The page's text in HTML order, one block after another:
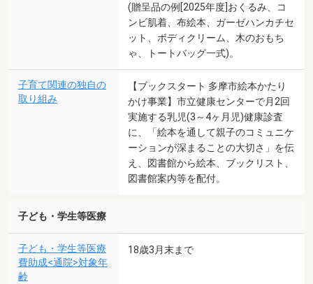
(贈呈品の例[2025年度]おくるみ、コ
ンビ肌着、布絵本、ガーゼハンカチセ
ット、ボディクリーム、木のおもち
ゃ、トートバッグ一式)。
子育て関連の独自の
取り組み
【ブックスタート 多摩市絵本かたり
かけ事業】市立健康センターで月2回
実施する乳児(3～4ヶ月児)健康診査
に、「絵本を通して親子のコミュニケ
ーションが深まることの大切さ」を伝
え、図書館から絵本、ブックリスト、
図書館案内等を配付。
子ども・学生等医療
子ども・学生等医療
費助成<通院>対象年
齢
18歳3月末まで